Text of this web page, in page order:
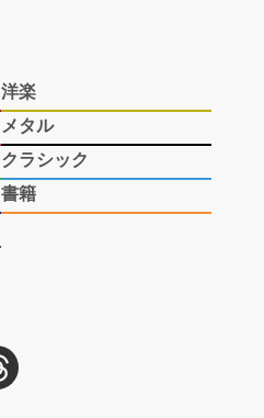
洋楽
メタル
クラシック
書籍